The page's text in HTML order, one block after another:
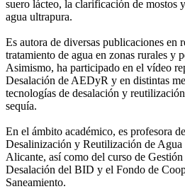
suero lácteo, la clarificación de mostos
agua ultrapura.
Es autora de diversas publicaciones en
tratamiento de agua en zonas rurales y
Asimismo, ha participado en el vídeo
Desalación de AEDyR y en distintas
tecnologías de desalación y
sequía.
En el ámbito académico, es profesora
Desalinización y Reutilización de
Alicante, así como del curso de Gestión
Desalación del BID y el Fondo de
Saneamiento.